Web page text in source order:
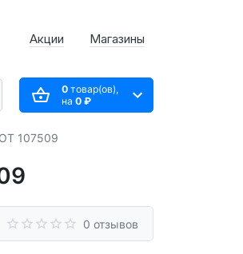
Акции Магазины
0товар(ов),
на 0 ₽
107509
0 отзывов